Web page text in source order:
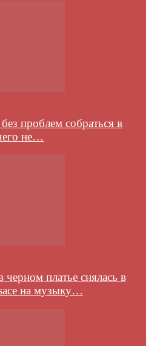
проблем собраться в
не…
платье снялась в
на музыку…